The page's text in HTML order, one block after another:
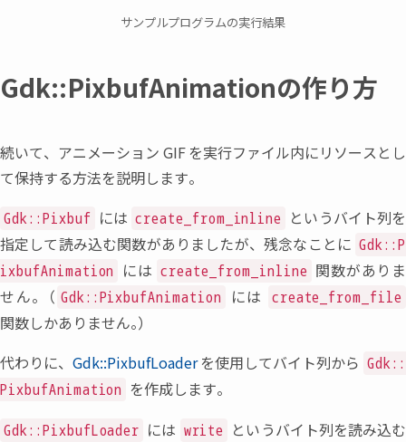
サンプルプログラムの実行結果
Gdk::PixbufAnimationの作り方
続いて、 アニメーション GIF を実行ファイル内にリソースとし
て保持する方法を説明します。
Gdk::Pixbuf には create_from_inline というバイト列を
指定して読み込む関数がありましたが、 残念なことに Gdk::P
ixbufAnimation には create_from_inline 関数がありま
せん。
（ Gdk::PixbufAnimation には create_from_file
関数しかありません。）
代わりに、 Gdk::PixbufLoader を使用してバイト列から Gdk::
PixbufAnimation を作成します。
Gdk::PixbufLoader には write というバイト列を読み込む